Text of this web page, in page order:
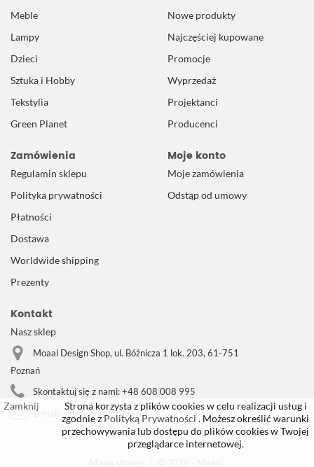
Meble
Lampy
Dzieci
Sztuka i Hobby
Tekstylia
Green Planet
Nowe produkty
Najczęściej kupowane
Promocje
Wyprzedaż
Projektanci
Producenci
Zamówienia
Regulamin sklepu
Polityka prywatności
Płatności
Dostawa
Worldwide shipping
Prezenty
Moje konto
Moje zamówienia
Odstąp od umowy
Kontakt
Nasz sklep
Moaai Design Shop, ul. Bóżnicza 1 lok. 203, 61-751
Poznań
Skontaktuj się z nami:+48 608 008 995
E-mail:
sklep@moaai.com
Zamknij
Strona korzysta z plików cookies w celu realizacji usług i
zgodnie z Polityką Prywatności . Możesz określić warunki
przechowywania lub dostępu do plików cookies w Twojej
przeglądarce internetowej.